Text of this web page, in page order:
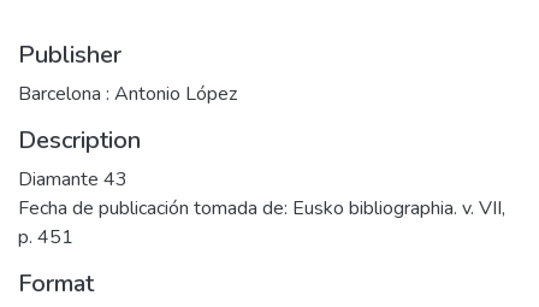
Publisher
Barcelona : Antonio López
Description
Diamante 43
Fecha de publicación tomada de: Eusko bibliographia. v. VII,
p. 451
Format